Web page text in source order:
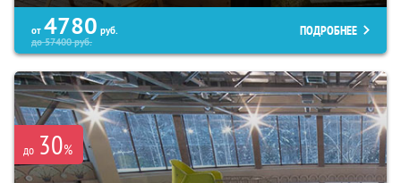
от 4780 руб.
до57400руб.
ПОДРОБНЕЕ
до 30%